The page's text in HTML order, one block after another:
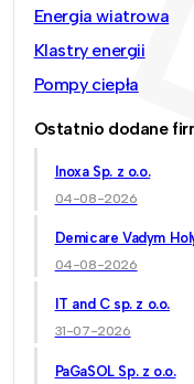
Energia wiatrowa
Klastry energii
Pompy ciepła
Ostatnio dodane
Inoxa Sp. z o.o.
04-08-2026
Demicare Vadym
04-08-2026
IT and C sp. z o.o.
31-07-2026
PaGaSOL Sp. z o.o.